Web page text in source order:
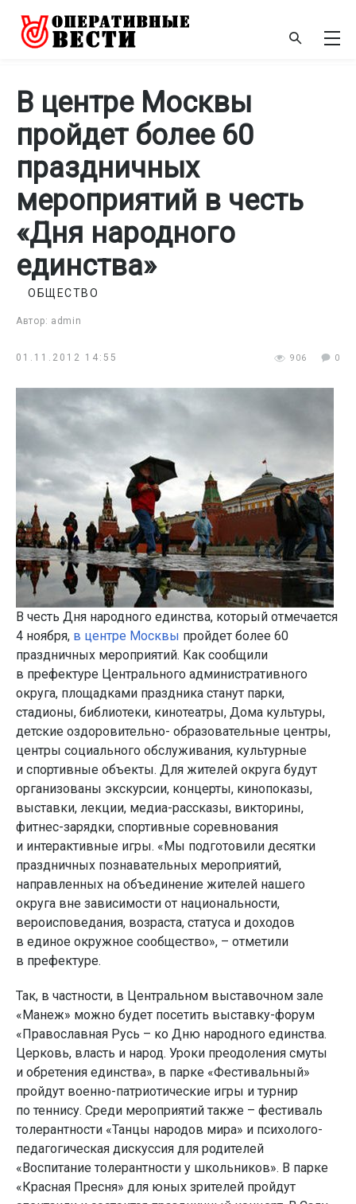
В центре Москвы
пройдет более 60
праздничных
мероприятий в честь
«Дня народного
единства»
Автор: admin
ОБЩЕСТВО
01.11.2012 14:55 906 0
В честь Дня народного единства, который отмечается
4 ноября, в центре Москвы пройдет более 60
праздничных мероприятий. Как сообщили
в префектуре Центрального административного
округа, площадками праздника станут парки,
стадионы, библиотеки, кинотеатры, Дома культуры,
детские оздоровительно- образовательные центры,
центры социального обслуживания, культурные
и спортивные объекты. Для жителей округа будут
организованы экскурсии, концерты, кинопоказы,
выставки, лекции, медиа-рассказы, викторины,
фитнес-зарядки, спортивные соревнования
и интерактивные игры. «Мы подготовили десятки
праздничных познавательных мероприятий,
направленных на объединение жителей нашего
округа вне зависимости от национальности,
вероисповедания, возраста, статуса и доходов
в единое окружное сообщество», – отметили
в префектуре.
Так, в частности, в Центральном выставочном зале
«Манеж» можно будет посетить выставку-форум
«Православная Русь – ко Дню народного единства.
Церковь, власть и народ. Уроки преодоления смуты
и обретения единства», в парке «Фестивальный»
пройдут военно-патриотические игры и турнир
по теннису. Среди мероприятий также – фестиваль
толерантности «Танцы народов мира» и психолого-
педагогическая дискуссия для родителей
«Воспитание толерантности у школьников». В парке
«Красная Пресня» для юных зрителей пройдут